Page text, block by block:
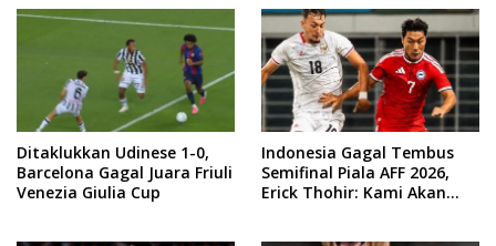
Ditaklukkan Udinese 1-0,
Barcelona Gagal Juara Friuli
Venezia Giulia Cup
Indonesia Gagal Tembus
Semifinal Piala AFF 2026,
Erick Thohir: Kami Akan